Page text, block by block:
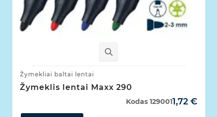
Žymekliai baltai lentai
Žymeklis lentai Maxx 290
1,72 €
Kodas 129001